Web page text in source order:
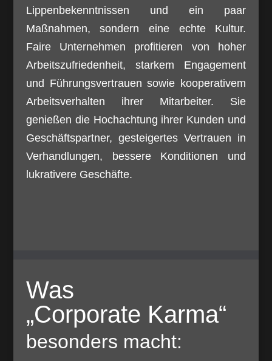
Lippenbekenntnissen und ein paar
Maßnahmen, sondern eine echte Kultur.
Faire Unternehmen profitieren von hoher
Arbeitszufriedenheit, starkem Engagement
und Führungsvertrauen sowie kooperativem
Arbeitsverhalten ihrer Mitarbeiter. Sie
genießen die Hochachtung ihrer Kunden und
Geschäftspartner, gesteigertes Vertrauen in
Verhandlungen, bessere Konditionen und
lukrativere Geschäfte.
Was
„Corporate Karma“
besonders macht: